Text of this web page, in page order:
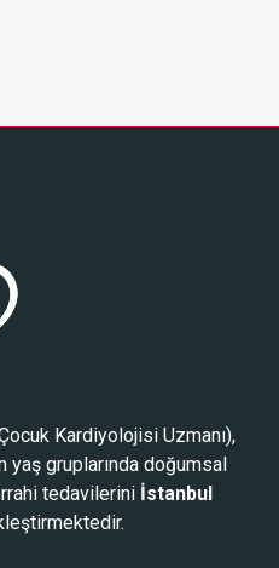
Kardiyolojisi Uzmanı),
gruplarında doğumsal
tedavilerini İstanbul